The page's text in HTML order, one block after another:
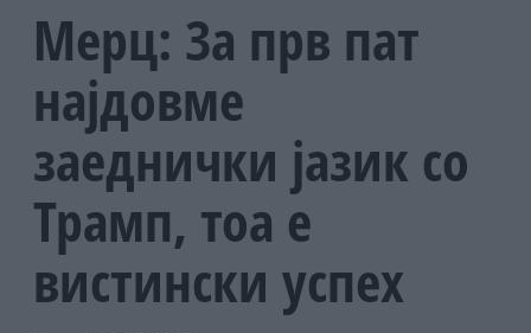
Мерц: За прв пат
најдовме
заеднички јазик со
Трамп, тоа е
вистински успех